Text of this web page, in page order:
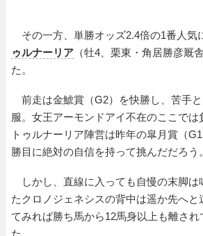
その一方、単勝オッズ2.4倍の1番人気
ゥルナーリア （牡4、栗東・角居勝彦厩
た。
前走は金鯱賞（G2）を快勝し、苦手
服。女王アーモンドアイ不在のここでは
トゥルナーリア陣営は昨年の皐月賞（
勝目に絶対の自信を持って挑んだだろう。
しかし、直線に入っても自慢の末脚は
たクロノジェネシスの背中は遥か先へと
てみれば勝ち馬から12馬身以上も離され
た。